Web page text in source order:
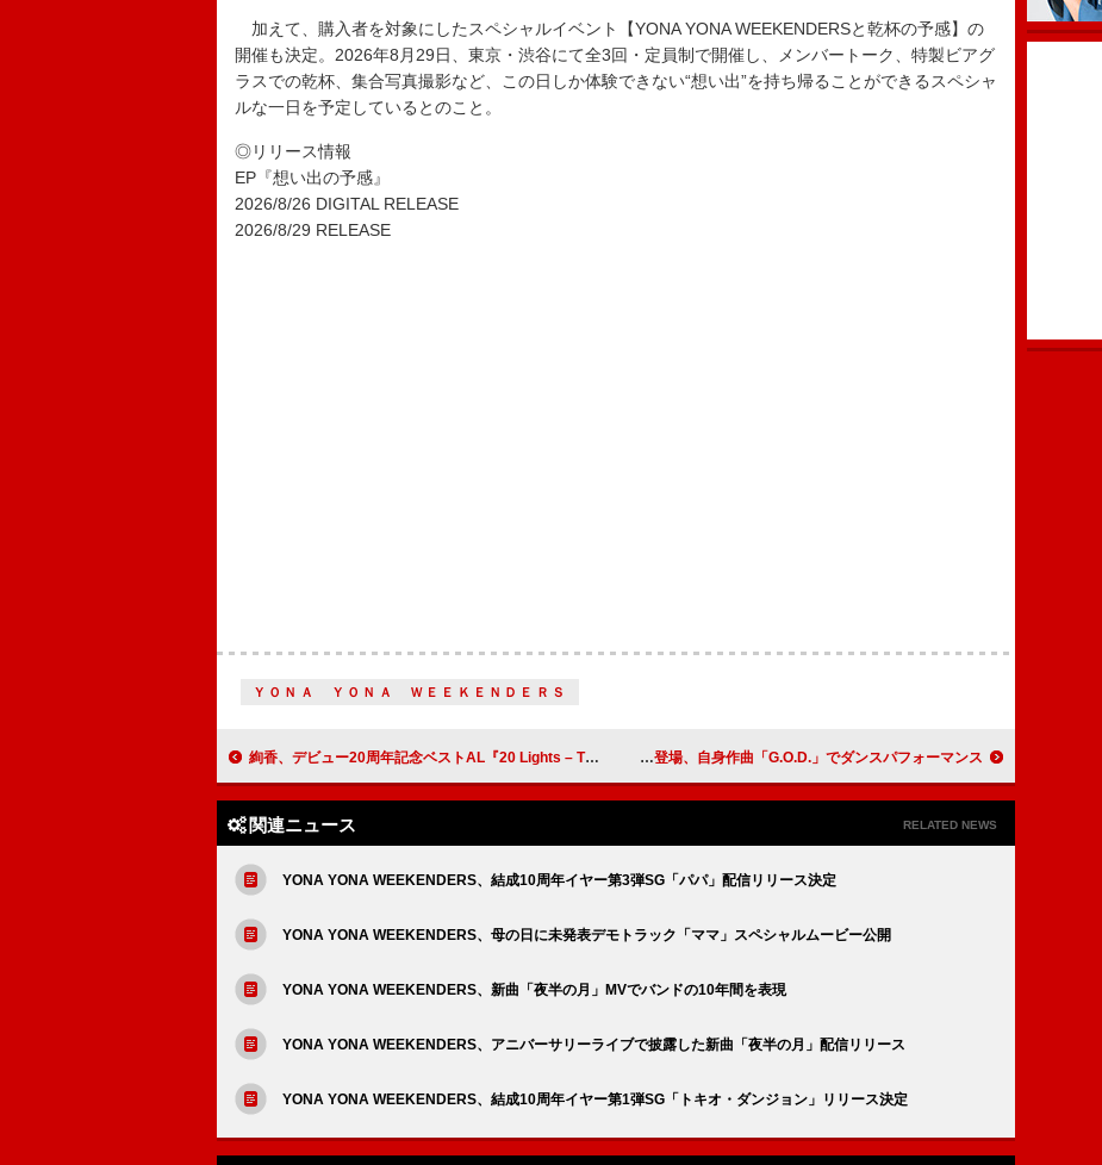
加えて、購入者を対象にしたスペシャルイベント【YONA YONA WEEKENDERSと乾杯の予感】の
開催も決定。2026年8月29日、東京・渋谷にて全3回・定員制で開催し、メンバートーク、特製ビアグ
ラスでの乾杯、集合写真撮影など、この日しか体験できない“想い出”を持ち帰ることができるスペシャ
ルな一日を予定しているとのこと。
◎リリース情報
EP『想い出の予感』
2026/8/26 DIGITAL RELEASE
2026/8/29 RELEASE
ＹＯＮＡ ＹＯＮＡ ＷＥＥＫＥＮＤＥＲＳ
絢香、デビュー20周年記念ベストAL『20 Lights – The Collection -』ジャケットアートワーク公開 神山智洋（WEST.）が『HIGHLIGHT』に登場、自身作曲「G.O.D.」でダンスパフォーマンス
関連ニュース RELATED NEWS
YONA YONA WEEKENDERS、結成10周年イヤー第3弾SG「パパ」配信リリース決定
YONA YONA WEEKENDERS、母の日に未発表デモトラック「ママ」スペシャルムービー公開
YONA YONA WEEKENDERS、新曲「夜半の月」MVでバンドの10年間を表現
YONA YONA WEEKENDERS、アニバーサリーライブで披露した新曲「夜半の月」配信リリース
YONA YONA WEEKENDERS、結成10周年イヤー第1弾SG「トキオ・ダンジョン」リリース決定